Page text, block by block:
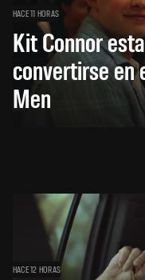
HACE 11 HORAS
Kit Connor
convertirse en
Men
HACE 12 HORAS